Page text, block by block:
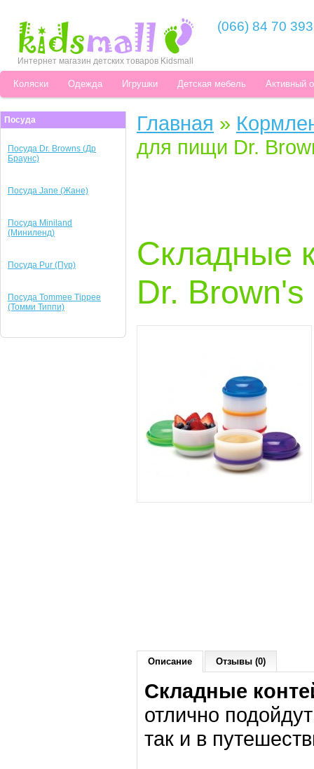
Интернет магазин детских товаров Kidsmall
(066) 84 70 393
Коляски Одежда Игрушки Детская мебель Активный
Посуда
Посуда Dr. Browns (Др
Браунс)
Посуда Jane (Жане)
Посуда Miniland
(Миниленд)
Посуда Pur (Пур)
Посуда Tommee Tippee
(Томми Типпи)
Главная »
для пищи Dr.
Складные
Dr.
Описание Отзывы (0)
Складные
отлично
так и в